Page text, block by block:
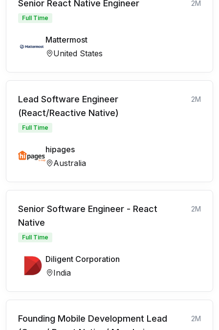
Senior React Native Engineer 2M
Full Time
Mattermost
United States
Lead Software Engineer
(React/Reactive Native)
2M
Full Time
hipages
Australia
Senior Software Engineer - React
Native
2M
Full Time
Diligent Corporation
India
Founding Mobile Development Lead
2M